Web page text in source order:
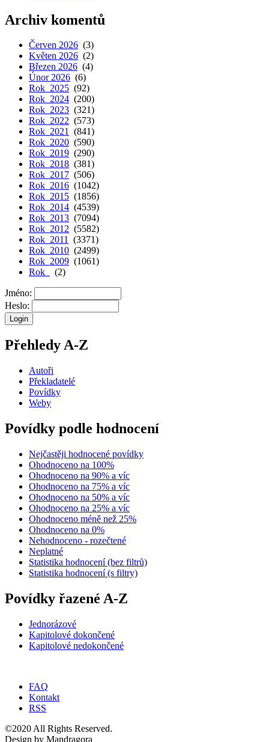
Archiv komentů
Červen 2026 (3)
Květen 2026 (2)
Březen 2026 (4)
Únor 2026 (6)
Rok 2025 (92)
Rok 2024 (200)
Rok 2023 (321)
Rok 2022 (573)
Rok 2021 (841)
Rok 2020 (590)
Rok 2019 (290)
Rok 2018 (381)
Rok 2017 (506)
Rok 2016 (1042)
Rok 2015 (1856)
Rok 2014 (4539)
Rok 2013 (7094)
Rok 2012 (5582)
Rok 2011 (3371)
Rok 2010 (2499)
Rok 2009 (1061)
Rok
(2)
Jméno:
Heslo:
Přehledy A-Z
Autoři
Překladatelé
Povídky
Weby
Povídky podle hodnocení
Nejčastěji hodnocené povídky
Ohodnoceno na 100%
Ohodnoceno na 90% a víc
Ohodnoceno na 75% a víc
Ohodnoceno na 50% a víc
Ohodnoceno na 25% a víc
Ohodnoceno méně než 25%
Ohodnoceno na 0%
Nehodnoceno - rozečtené
Neplatné
Statistika hodnocení (bez filtrů)
Statistika hodnocení (s filtry)
Povídky řazené A-Z
Jednorázové
Kapitolové dokončené
Kapitolové nedokončené
FAQ
Kontakt
RSS
©2020 All Rights Reserved.
Design by Mandragora